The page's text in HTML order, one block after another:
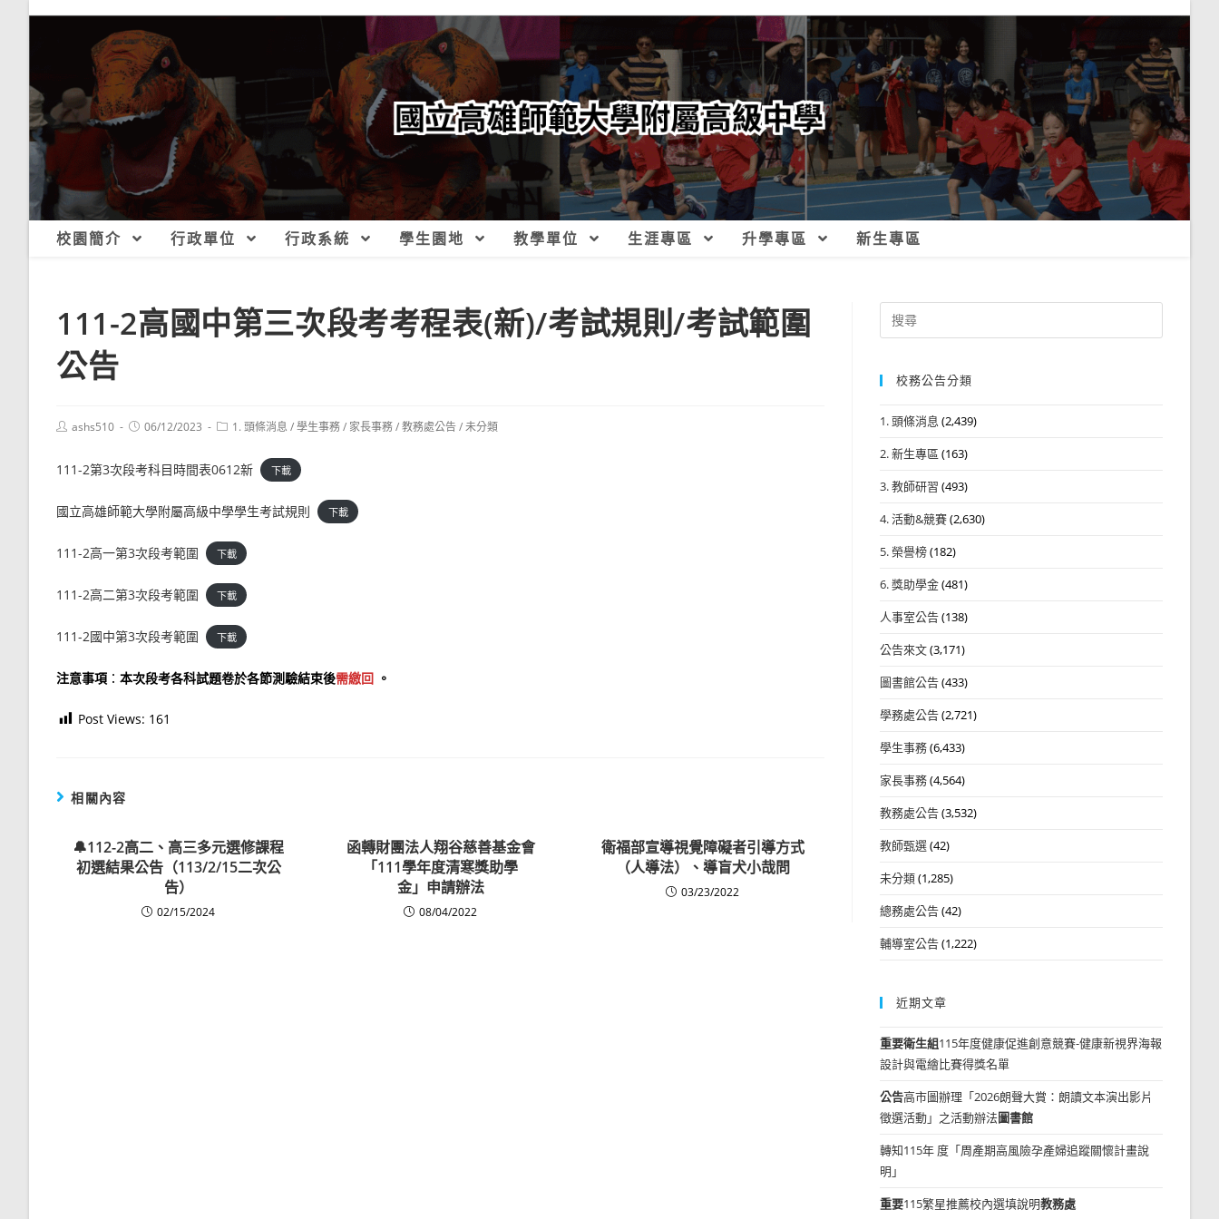
校園簡介 行政單位 行政系統 學生園地 教學單位 生涯專區 升學專區 新生專區
111-2高國中第三次段考考程表(新)/考試規則/考試範圍
公告
Postashs510
Post06/12/2023
Post1. 頭條消息 /學生事務/ 家長事務/教務處公告/未分類
111-2第3次段考科目時間表0612新 下載
國立高雄師範大學附屬高級中學學生考試規則 下載
111-2高一第3次段考範圍 下載
111-2高二第3次段考範圍 下載
111-2國中第3次段考範圍 下載
注意事項 ： 本次段考各科試題卷於各節測驗結束後需繳回 。
Post Views: 161
相關內容
🔔112-2高二、高三多元選修課程
初選結果公告（113/2/15二次公
告）
02/15/2024
函轉財團法人翔谷慈善基金會
「111學年度清寒獎助學
金」申請辦法
08/04/2022
衛福部宣導視覺障礙者引導方式
（人導法）、導盲犬小哉問
03/23/2022
Search
for:
校務公告分類
1. 頭條消息 (2,439)
2. 新生專區 (163)
3. 教師研習 (493)
4. 活動&競賽(2,630)
5. 榮譽榜(182)
6. 獎助學金(481)
人事室公告(138)
公告來文(3,171)
圖書館公告(433)
學務處公告(2,721)
學生事務(6,433)
家長事務(4,564)
教務處公告(3,532)
教師甄選(42)
未分類(1,285)
總務處公告(42)
輔導室公告(1,222)
近期文章
重要衛生組115年度健康促進創意競賽-健康新視界海報
設計與電繪比賽得獎名單
公告高市圖辦理「2026朗聲大賞：朗讀文本演出影片
徵選活動」之活動辦法圖書館
轉知115年 度「周產期高風險孕產婦追蹤關懷計畫說
明」
重要115繁星推薦校內選填說明教務處